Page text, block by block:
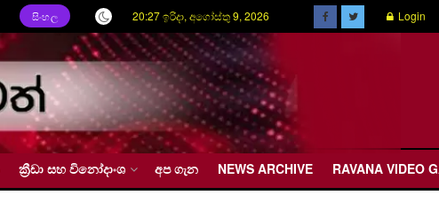
සිංහල 20:27 ඉරිදා, අගෝස්තු 9, 2026 Login
ක්‍රීඩා සහ විනෝදාංශ අප ගැන NEWS ARCHIVE RAVANA VIDEO